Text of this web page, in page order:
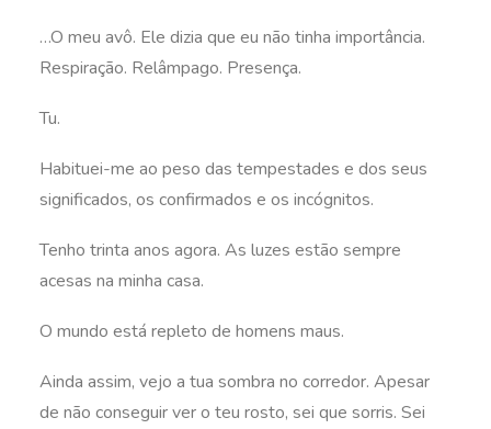
…O meu avô. Ele dizia que eu não tinha importância.
Respiração. Relâmpago. Presença.
Tu.
Habituei-me ao peso das tempestades e dos seus
significados, os confirmados e os incógnitos.
Tenho trinta anos agora. As luzes estão sempre
acesas na minha casa.
O mundo está repleto de homens maus.
Ainda assim, vejo a tua sombra no corredor. Apesar
de não conseguir ver o teu rosto, sei que sorris. Sei